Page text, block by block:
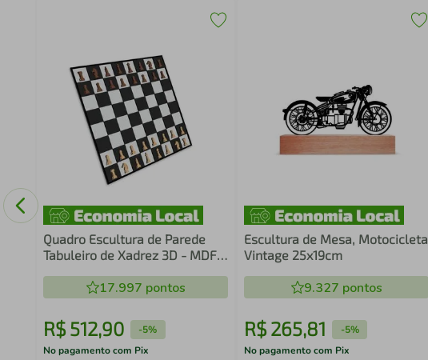
Quadro Escultura de Parede
Tabuleiro de Xadrez 3D - MDF
17.997 pontos
R$ 512,90 -5%
No pagamento com Pix
Escultura de Mesa, Motocicleta
Vintage 25x19cm
9.327 pontos
R$ 265,81 -5%
No pagamento com Pix